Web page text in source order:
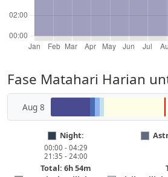
Fase Matahari Harian
Aug 8
Night:
00:00 - 04:29
21:35 - 24:00
Total: 6h 54m